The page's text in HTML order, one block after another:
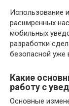
Использование
расширенных
мобильных
разработки
безопасной уже
Какие
работу с
Основные